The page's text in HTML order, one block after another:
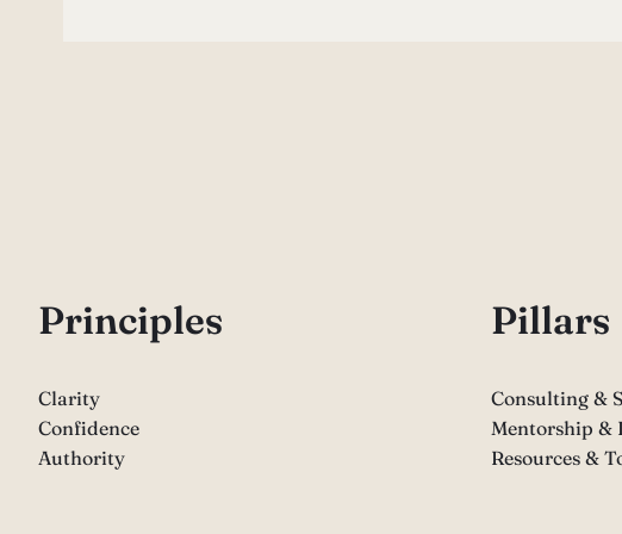
Principles
Clarity
Confidence
Authority
Pillars
Consulting &
Mentorship &
Resources &